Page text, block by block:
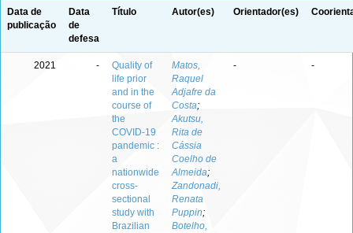
Data de
publicação
Data
de
defesa
Título Autor(es) Orientador(es)
2021 -
Quality of
life prior
and in the
course of
the
COVID-19
pandemic :
a
nationwide
cross-
sectional
study with
Brazilian
Matos,
Raquel
Adjafre da
Costa;
Akutsu,
Rita de
Cássia
Coelho de
Almeida;
Zandonadi,
Renata
Puppin;
Botelho,
- -